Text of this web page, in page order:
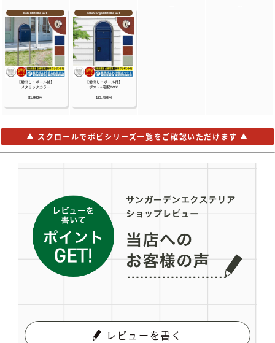
▲ スクロールでボビシリーズ一覧をご確認いただけます ▲
レビューを書く